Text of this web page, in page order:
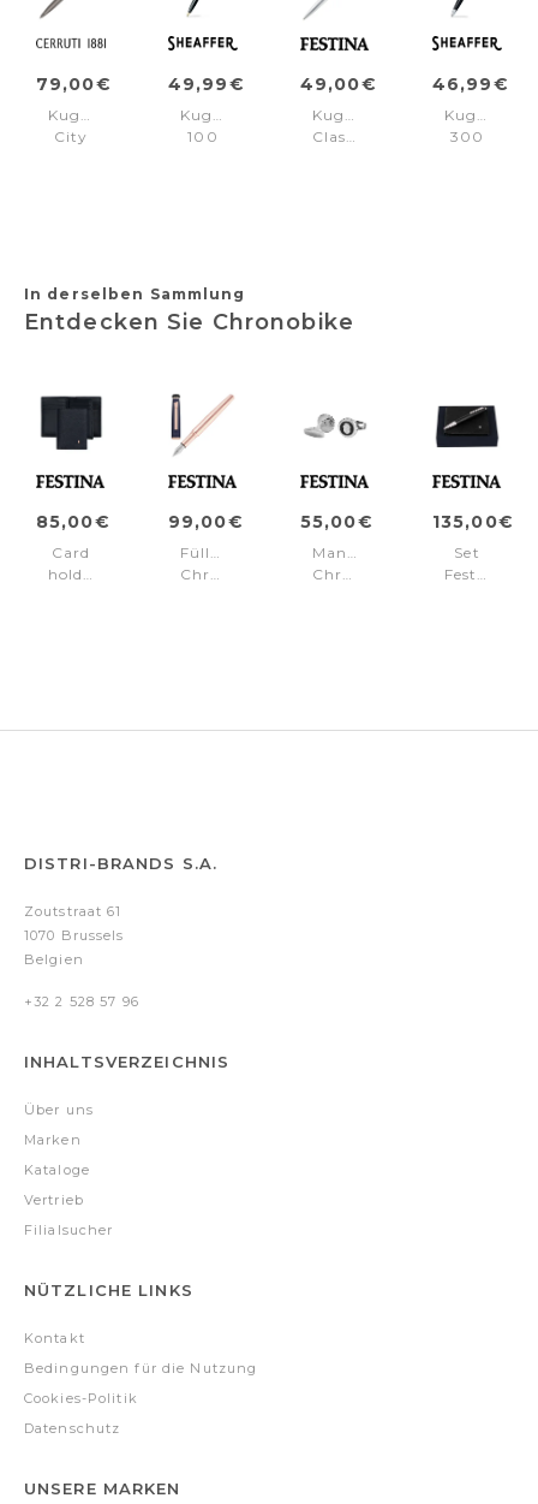
79,00€
Kugelschreiber
City
49,99€
Kugelschreib.
100
49,00€
Kugelschreiber
Classicals
46,99€
300
In derselben Sammlung
Entdecken Sie Chronobike
85,00€
Card
holder
99,00€
Füllfederhalter
Chronobike
55,00€
Manschettenknöpfe
Chronobike
135,00€
Set
Festina
DISTRI-BRANDS S.A.
Zoutstraat 61
1070 Brussels
Belgien
+32 2 528 57 96
INHALTSVERZEICHNIS
Über uns
Marken
Kataloge
Vertrieb
Filialsucher
NÜTZLICHE LINKS
Kontakt
Bedingungen für die Nutzung
Cookies-Politik
Datenschutz
UNSERE MARKEN